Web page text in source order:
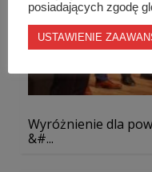
Wyróżnienie dla
&#...
posiadających zgodę
USTAWIENIE